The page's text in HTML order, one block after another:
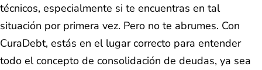
técnicos, especialmente si te encuentras en tal
situación por primera vez. Pero no te abrumes. Con
CuraDebt, estás en el lugar correcto para entender
todo el concepto de consolidación de deudas, ya sea